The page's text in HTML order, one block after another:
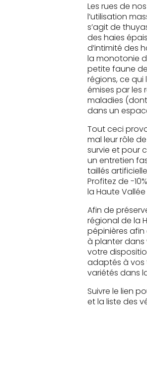
Les rues de
l’utilisation
s’agit de
des haies
d’intimité des
la monotonie
petite faune
régions, ce qui
émises par les
maladies
dans un
Tout ceci
mal leur rôle
survie et pour
un entretien
taillés
Profitez de -
la Haute
Afin de
régional de la
pépinières afin
à planter dans
votre
adaptés à vos
variétés dans
Suivre le lien
et la liste des